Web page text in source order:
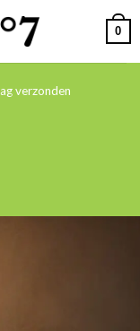
0
verzonden